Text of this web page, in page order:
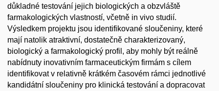
důkladné testování jejich biologických a obzvláště
farmakologických vlastností, včetně in vivo studií.
Výsledkem projektu jsou identifikované sloučeniny, které
mají natolik atraktivní, dostatečně charakterizovaný,
biologický a farmakologický profil, aby mohly být reálně
nabídnuty inovativním farmaceutickým firmám s cílem
identifikovat v relativně krátkém časovém rámci jednotlivé
kandidátní sloučeniny pro klinická testování a dopracovat